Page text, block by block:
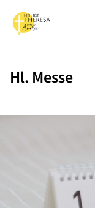
Hl. Messe